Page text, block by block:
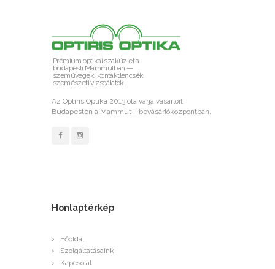
Prémium optikai szaküzlet a
budapesti Mammutban —
szemüvegek, kontaktlencsék,
szemészeti vizsgálatok.
Az Optiris Optika 2013 óta várja vásárlóit
Budapesten a Mammut I. bevásárlóközpontban.
Honlaptérkép
Főoldal
Szolgáltatásaink
Kapcsolat